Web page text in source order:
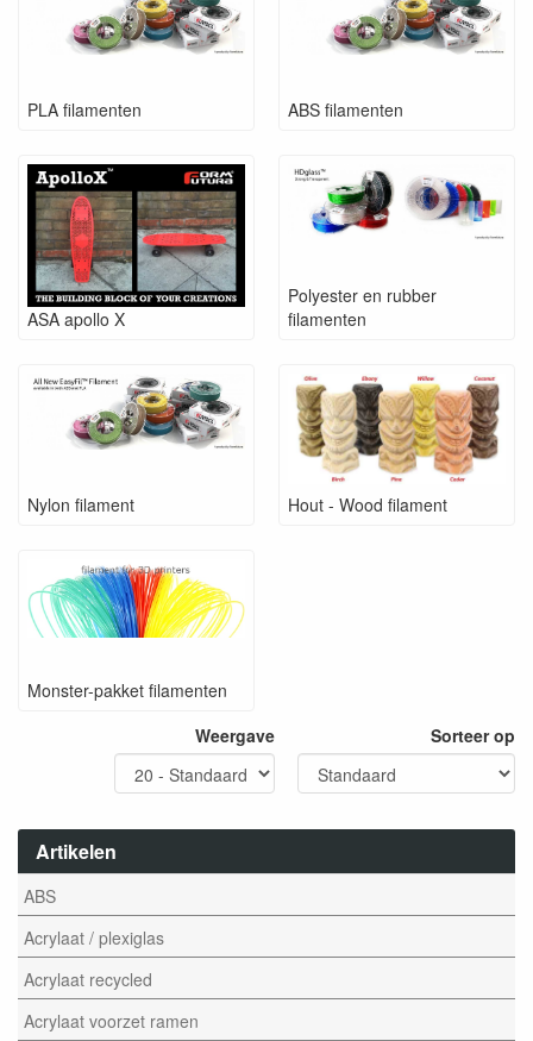
Artikelen
ABS
Acrylaat / plexiglas
Acrylaat recycled
Acrylaat voorzet ramen
PLA filamenten ABS filamenten
ASA apollo X
Polyester en rubber
filamenten
Nylon filament Hout - Wood filament
Monster-pakket filamenten
Weergave
Sorteer op